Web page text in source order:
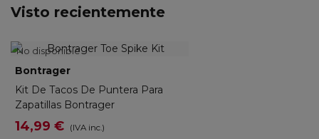
Visto recientemente
No disponible
Bontrager
Kit De Tacos De Puntera Para
Zapatillas Bontrager
14,99 € (IVA inc.)